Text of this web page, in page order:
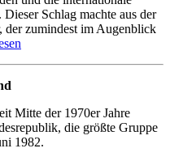
Schlag machte aus der
der zumindest im Augenblick
Mitte der 1970er Jahre
die größte Gruppe
1982.